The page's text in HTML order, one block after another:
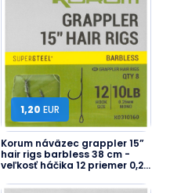
1,20 EUR
Korum náväzec grappler 15”
hair rigs barbless 38 cm -
veľkosť háčika 12 priemer 0,26